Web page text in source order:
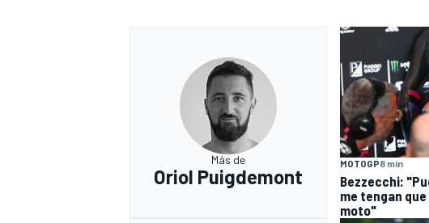
Más de
Oriol Puigdemont
MOTOGP8 min
Bezzecchi:
me tengan
moto"